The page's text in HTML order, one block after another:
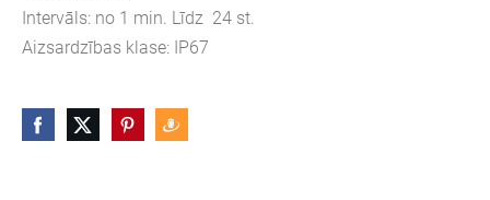
Intervāls: no 1 min. Līdz 24 st.
Aizsardzības klase: IP67